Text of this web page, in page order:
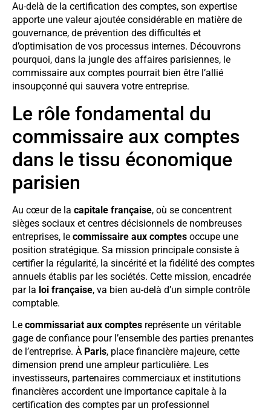
Au-delà de la certification des comptes, son expertise
apporte une valeur ajoutée considérable en matière de
gouvernance, de prévention des difficultés et
d’optimisation de vos processus internes. Découvrons
pourquoi, dans la jungle des affaires parisiennes, le
commissaire aux comptes pourrait bien être l’allié
insoupçonné qui sauvera votre entreprise.
Le rôle fondamental du
commissaire aux comptes
dans le tissu économique
parisien
Au cœur de la capitale française, où se concentrent
sièges sociaux et centres décisionnels de nombreuses
entreprises, le commissaire aux comptes occupe une
position stratégique. Sa mission principale consiste à
certifier la régularité, la sincérité et la fidélité des comptes
annuels établis par les sociétés. Cette mission, encadrée
par la loi française, va bien au-delà d’un simple contrôle
comptable.
Le commissariat aux comptes représente un véritable
gage de confiance pour l’ensemble des parties prenantes
de l’entreprise. À Paris, place financière majeure, cette
dimension prend une ampleur particulière. Les
investisseurs, partenaires commerciaux et institutions
financières accordent une importance capitale à la
certification des comptes par un professionnel